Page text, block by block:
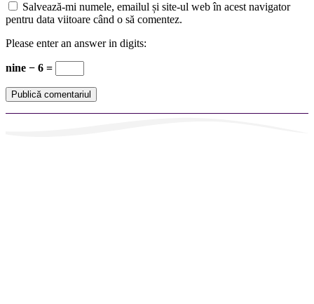
Salvează-mi numele, emailul și site-ul web în acest navigator
pentru data viitoare când o să comentez.
Please enter an answer in digits:
nine − 6 =